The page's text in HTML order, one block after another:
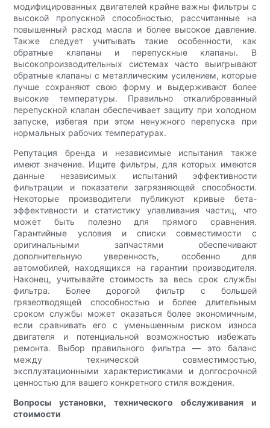
модифицированных двигателей крайне важны фильтры с
высокой пропускной способностью, рассчитанные на
повышенный расход масла и более высокое давление.
Также следует учитывать такие особенности, как
обратные клапаны и перепускные клапаны. В
высокопроизводительных системах часто выигрывают
обратные клапаны с металлическим усилением, которые
лучше сохраняют свою форму и выдерживают более
высокие температуры. Правильно откалиброванный
перепускной клапан обеспечивает защиту при холодном
запуске, избегая при этом ненужного перепуска при
нормальных рабочих температурах.
Репутация бренда и независимые испытания также
имеют значение. Ищите фильтры, для которых имеются
данные независимых испытаний эффективности
фильтрации и показатели загрязняющей способности.
Некоторые производители публикуют кривые бета-
эффективности и статистику улавливания частиц, что
может быть полезно для прямого сравнения.
Гарантийные условия и списки совместимости с
оригинальными запчастями обеспечивают
дополнительную уверенность, особенно для
автомобилей, находящихся на гарантии производителя.
Наконец, учитывайте стоимость за весь срок службы
фильтра. Более дорогой фильтр с большей
грязеотводящей способностью и более длительным
сроком службы может оказаться более экономичным,
если сравнивать его с уменьшенным риском износа
двигателя и потенциальной возможностью избежать
ремонта. Выбор правильного фильтра — это баланс
между технической совместимостью,
эксплуатационными характеристиками и долгосрочной
ценностью для вашего конкретного стиля вождения.
Вопросы установки, технического обслуживания и
стоимости